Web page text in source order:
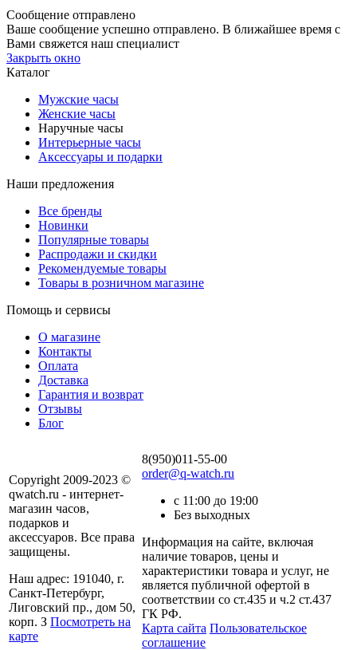
Сообщение отправлено
Ваше сообщение успешно отправлено. В ближайшее время с
Вами свяжется наш специалист
Закрыть окно
Каталог
Мужские часы
Женские часы
Наручные часы
Интерьерные часы
Аксессуары и подарки
Наши предложения
Все бренды
Новинки
Популярные товары
Распродажи и скидки
Рекомендуемые товары
Товары в розничном магазине
Помощь и сервисы
О магазине
Контакты
Оплата
Доставка
Гарантия и возврат
Отзывы
Блог
Copyright 2009-2023 ©
qwatch.ru - интернет-
магазин часов,
подарков и
аксессуаров. Все права
защищены.
Наш адрес: 191040, г.
Санкт-Петербург,
Лиговский пр., дом 50,
корп. З Посмотреть на
карте
8(950)011-55-00
order@q-watch.ru
с 11:00 до 19:00
Без выходных
Информация на сайте, включая
наличие товаров, цены и
характеристики товара и услуг, не
является публичной офертой в
соответствии со ст.435 и ч.2 ст.437
ГК РФ.
Карта сайта Пользовательское
соглашение